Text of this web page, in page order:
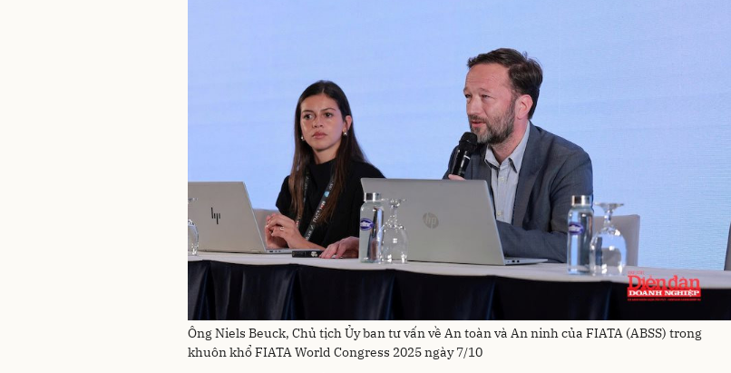
Ông Niels Beuck, Chủ tịch Ủy ban tư vấn về An toàn và An ninh của FIATA (ABSS) trong
khuôn khổ FIATA World Congress 2025 ngày 7/10